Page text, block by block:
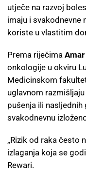
utječe na razvoj
imaju i svakodnevne
koriste u vlastitim
Prema riječima
onkologije u okviru
Medicinskom
uglavnom
pušenja ili nasljednih
svakodnevnu
„Rizik od raka često
izlaganja koja se
Rewari.